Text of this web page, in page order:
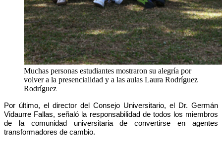
Muchas personas estudiantes mostraron su alegría por
volver a la presencialidad y a las aulas Laura Rodríguez
Rodríguez
Por último, el director del Consejo Universitario, el Dr. Germán
Vidaurre Fallas, señaló la responsabilidad de todos los miembros
de la comunidad universitaria de convertirse en agentes
transformadores de cambio.